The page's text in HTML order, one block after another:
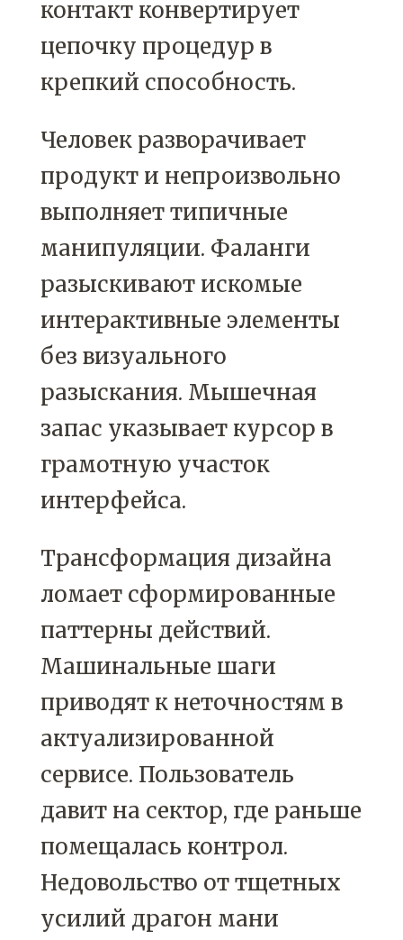
контакт конвертирует
цепочку процедур в
крепкий способность.
Человек разворачивает
продукт и непроизвольно
выполняет типичные
манипуляции. Фаланги
разыскивают искомые
интерактивные элементы
без визуального
разыскания. Мышечная
запас указывает курсор в
грамотную участок
интерфейса.
Трансформация дизайна
ломает сформированные
паттерны действий.
Машинальные шаги
приводят к неточностям в
актуализированной
сервисе. Пользователь
давит на сектор, где раньше
помещалась контрол.
Недовольство от тщетных
усилий драгон мани